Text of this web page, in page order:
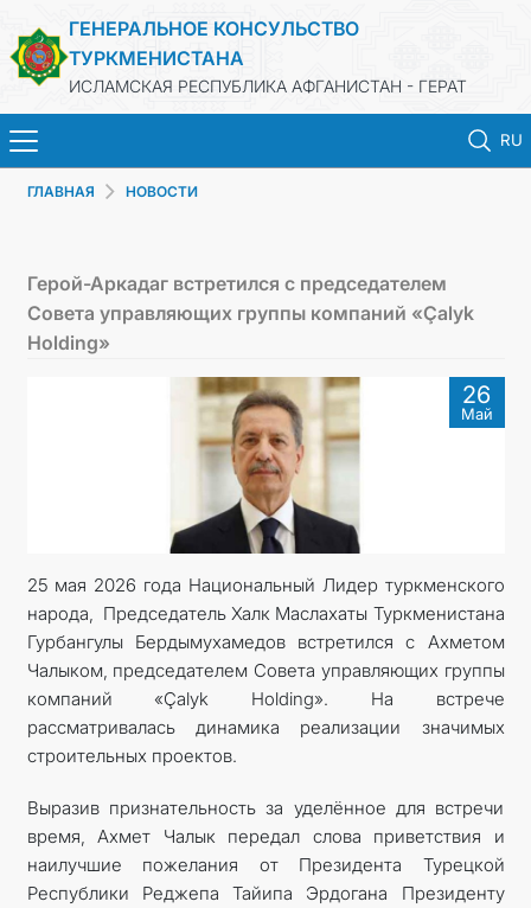
ГЕНЕРАЛЬНОЕ КОНСУЛЬСТВО
ТУРКМЕНИСТАНА
ИСЛАМСКАЯ РЕСПУБЛИКА АФГАНИСТАН - ГЕРАТ
RU
ТУРКМЕНИСТАН
КОНСУЛЬСКИЕ УСЛУГИ
МИД
КОНТАКТНЫЕ ДАННЫЕ
ГЛАВНАЯ НОВОСТИ
Герой-Аркадаг встретился с председателем
Совета управляющих группы компаний «Çalyk
Holding»
26
Май
25 мая 2026 года Национальный Лидер туркменского
народа, Председатель Халк Маслахаты Туркменистана
Гурбангулы Бердымухамедов встретился с Ахметом
Чалыком, председателем Совета управляющих группы
компаний «Çalyk Holding». На встрече
рассматривалась динамика реализации значимых
строительных проектов.
Выразив признательность за уделённое для встречи
время, Ахмет Чалык передал слова приветствия и
наилучшие пожелания от Президента Турецкой
Республики Реджепа Тайипа Эрдогана Президенту